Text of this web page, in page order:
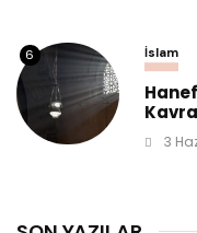
6 İslam
3